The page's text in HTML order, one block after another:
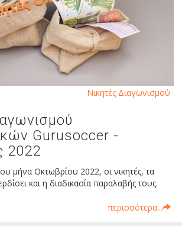
Gurusoccer -
2022
μήνα Οκτωβρίου 2022, οι νικητές, τα
και η διαδικασία παραλαβής τους.
περισσότερα...
Νικητές Διαγωνισμού